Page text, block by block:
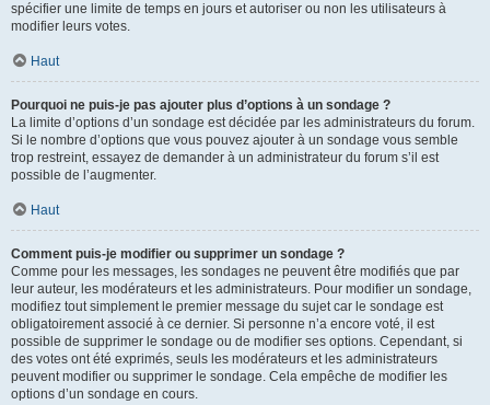
spécifier une limite de temps en jours et autoriser ou non les utilisateurs à
modifier leurs votes.
Haut
Pourquoi ne puis-je pas ajouter plus d’options à un sondage ?
La limite d’options d’un sondage est décidée par les administrateurs du forum.
Si le nombre d’options que vous pouvez ajouter à un sondage vous semble
trop restreint, essayez de demander à un administrateur du forum s’il est
possible de l’augmenter.
Haut
Comment puis-je modifier ou supprimer un sondage ?
Comme pour les messages, les sondages ne peuvent être modifiés que par
leur auteur, les modérateurs et les administrateurs. Pour modifier un sondage,
modifiez tout simplement le premier message du sujet car le sondage est
obligatoirement associé à ce dernier. Si personne n’a encore voté, il est
possible de supprimer le sondage ou de modifier ses options. Cependant, si
des votes ont été exprimés, seuls les modérateurs et les administrateurs
peuvent modifier ou supprimer le sondage. Cela empêche de modifier les
options d’un sondage en cours.